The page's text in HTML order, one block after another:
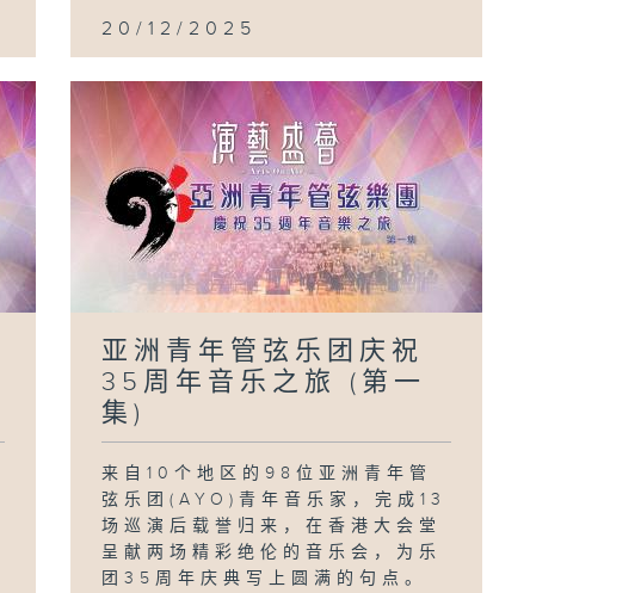
20/12/2025
亚洲青年管弦乐团庆祝
35周年音乐之旅 (第一
集)
来自10个地区的98位亚洲青年管
弦乐团(AYO)青年音乐家，完成13
场巡演后载誉归来，在香港大会堂
呈献两场精彩绝伦的音乐会，为乐
团35周年庆典写上圆满的句点。